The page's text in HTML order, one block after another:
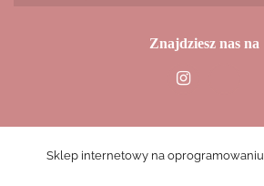
Znajdziesz nas na
Sklep internetowy na oprogramowaniu